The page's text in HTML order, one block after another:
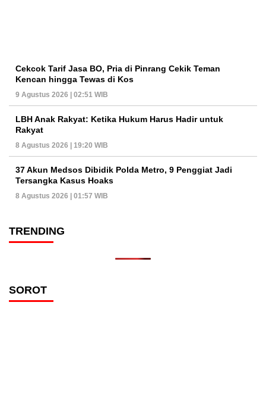
Cekcok Tarif Jasa BO, Pria di Pinrang Cekik Teman
Kencan hingga Tewas di Kos
9 Agustus 2026 | 02:51 WIB
LBH Anak Rakyat: Ketika Hukum Harus Hadir untuk
Rakyat
8 Agustus 2026 | 19:20 WIB
37 Akun Medsos Dibidik Polda Metro, 9 Penggiat Jadi
Tersangka Kasus Hoaks
8 Agustus 2026 | 01:57 WIB
TRENDING
SOROT